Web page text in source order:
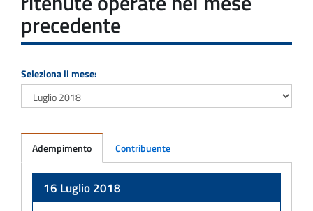
precedente
Seleziona il mese:
Adempimento Contribuente
16 Luglio 2018